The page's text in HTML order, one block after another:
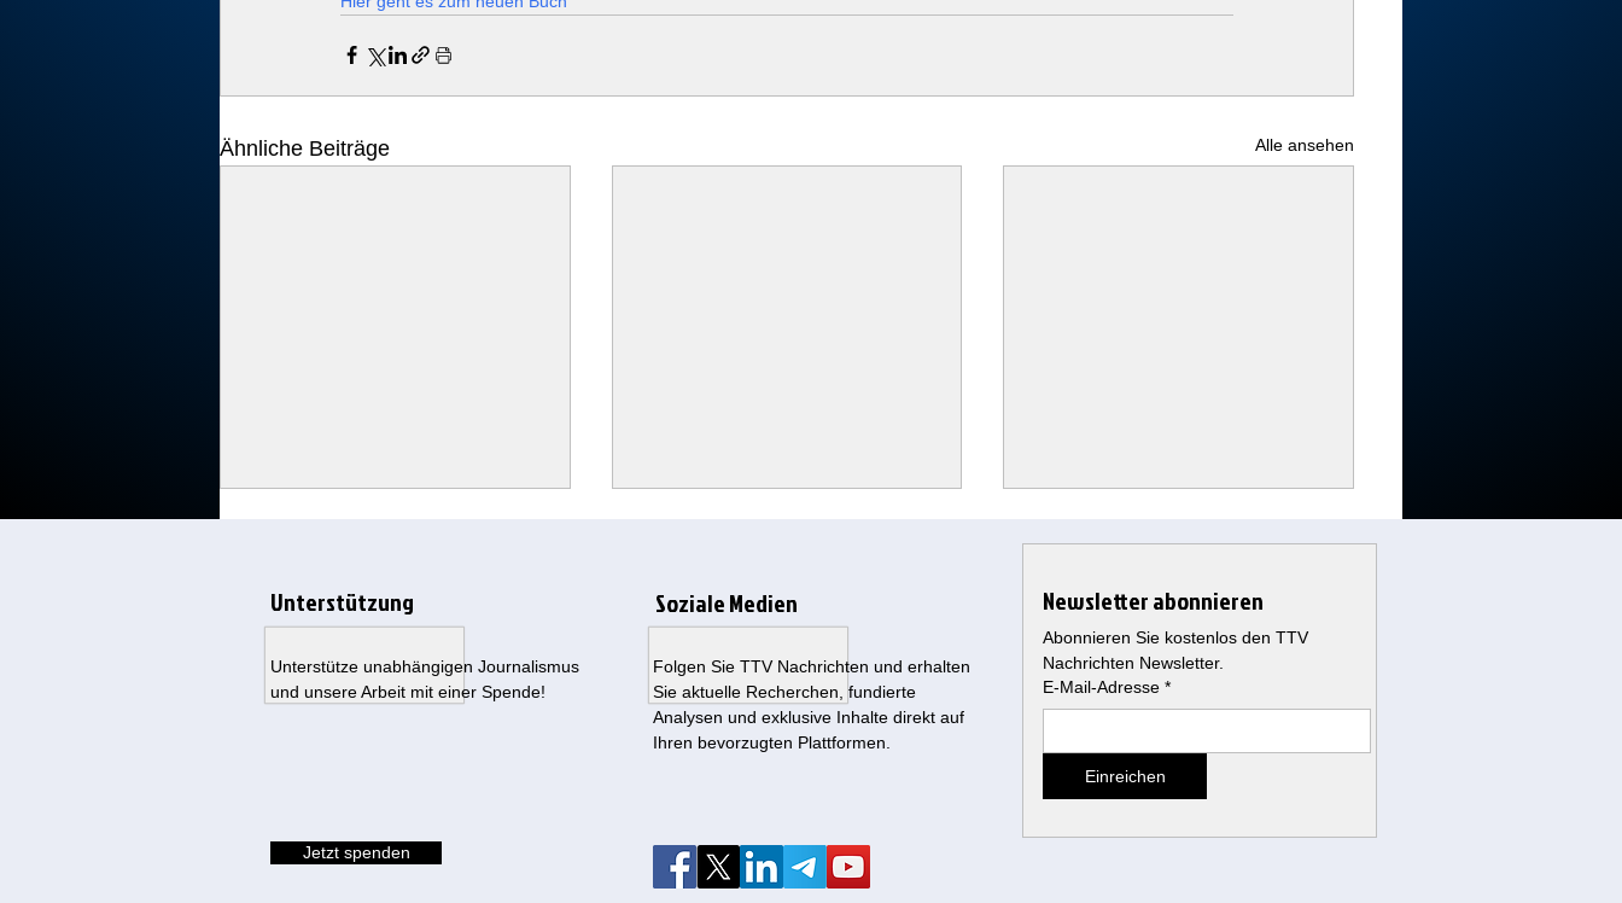
Ähnliche Beiträge Alle ansehen
Trump stoppt Großangriff auf
Iran: Diplomatie unter maximalem
Milliardenbetrug zur öffentlichen
Unterstütze unabhängigen Journalismus
und unsere Arbeit mit einer Spende!
Jetzt spenden
Folgen Sie TTV Nachrichten und erhalten
Sie aktuelle Recherchen, fundierte
Analysen und exklusive Inhalte direkt auf
Ihren bevorzugten Plattformen.
Newsletter abonnieren
Abonnieren Sie kostenlos den TTV
Nachrichten Newsletter.
E-Mail-Adresse *
Einreichen
Unterstützung Soziale Medien